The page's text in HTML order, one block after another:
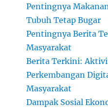
Pentingnya
Tubuh Tetap Bugar
Pentingnya Berita
Masyarakat
Berita Terkini:
Perkembangan
Masyarakat
Dampak Sosial